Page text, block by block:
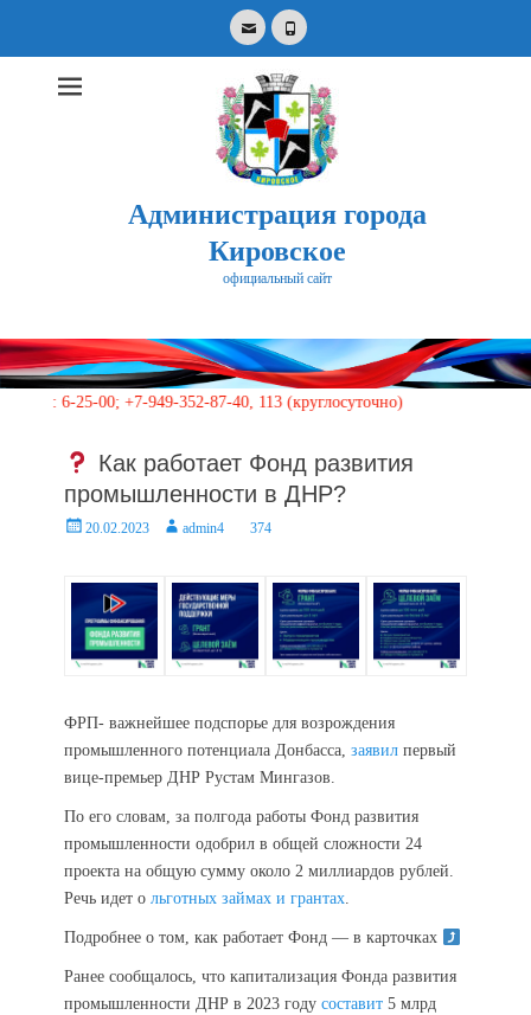
EmailPhone
Администрация города
Кировское
официальный сайт
for:
25-00; +7-949-352-87-40, 113 (круглосуточно)
Как работает Фонд развития
промышленности в ДНР?
Posted20.02.2023 Authoradmin4 374
ФРП- важнейшее подспорье для возрождения
промышленного потенциала Донбасса, заявил первый
вице-премьер ДНР Рустам Мингазов.
По его словам, за полгода работы Фонд развития
промышленности одобрил в общей сложности 24
проекта на общую сумму около 2 миллиардов рублей.
Речь идет о льготных займах и грантах.
Подробнее о том, как работает Фонд — в карточках
Ранее сообщалось, что капитализация Фонда развития
промышленности ДНР в 2023 году составит 5 млрд